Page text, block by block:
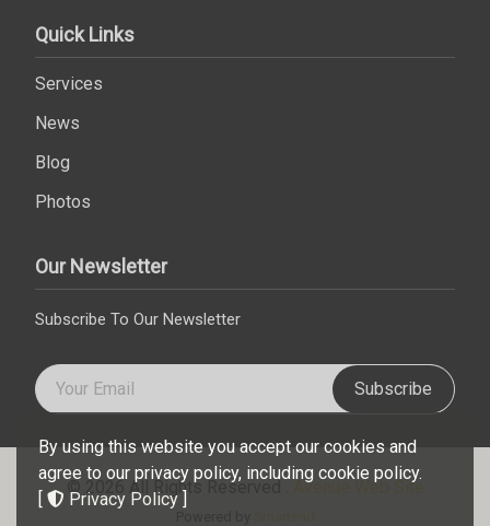
Quick Links
Services
News
Blog
Photos
Our Newsletter
Subscribe To Our Newsletter
Subscribe
© 2026 All Rights Reserved . Avenue Web Site
By using this website you accept our cookies and
agree to our privacy policy, including cookie policy.
[
Privacy Policy ]